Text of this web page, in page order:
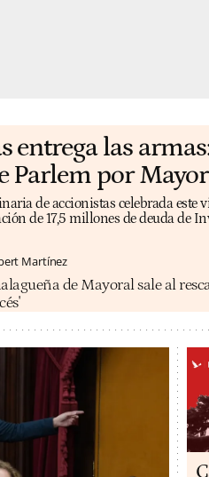
entrega las
Parlem por
de accionistas celebrada este
de 17,5 millones de deuda de
Martínez
de Mayoral sale al